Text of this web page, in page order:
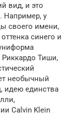
вид, и это
Например, у
своего имени,
синего и
Риккардо Тиши,
необычный
идею единства
Calvin Klein